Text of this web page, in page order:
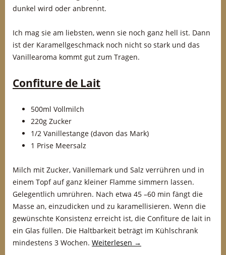
dunkel wird oder anbrennt.
Ich mag sie am liebsten, wenn sie noch ganz hell ist. Dann
ist der Karamellgeschmack noch nicht so stark und das
Vanillearoma kommt gut zum Tragen.
Confiture de Lait
500ml Vollmilch
220g Zucker
1/2 Vanillestange (davon das Mark)
1 Prise Meersalz
Milch mit Zucker, Vanillemark und Salz verrühren und in
einem Topf auf ganz kleiner Flamme simmern lassen.
Gelegentlich umrühren. Nach etwa 45 –60 min fängt die
Masse an, einzudicken und zu karamellisieren. Wenn die
gewünschte Konsistenz erreicht ist, die Confiture de lait in
ein Glas füllen. Die Haltbarkeit beträgt im Kühlschrank
mindestens 3 Wochen. Weiterlesen →